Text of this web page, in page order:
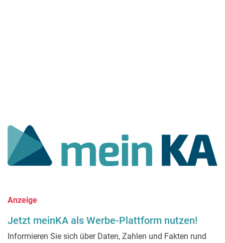
Anzeige
Jetzt meinKA als Werbe-Plattform nutzen!
Informieren Sie sich über Daten, Zahlen und Fakten rund